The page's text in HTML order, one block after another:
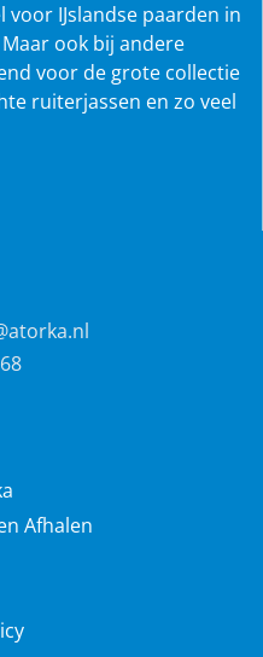
Afhalen
IJslandse paarden in
ook bij andere
voor de grote collectie
ruiterjassen en zo veel